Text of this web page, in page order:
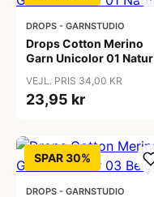
DROPS - GARNSTUDIO
Drops Cotton Merino
Garn Unicolor 01 Natur
VEJL. PRIS 34,00 KR
23,95 kr
SPAR 30%
DROPS - GARNSTUDIO